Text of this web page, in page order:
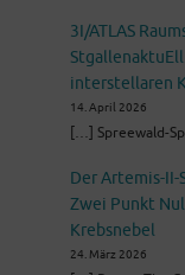
3I/ATLAS
interstellaren
14. April 2026
[…] Spreewald-
Der Artemis-II-
Zwei Punkt
Krebsnebel
24. März 2026